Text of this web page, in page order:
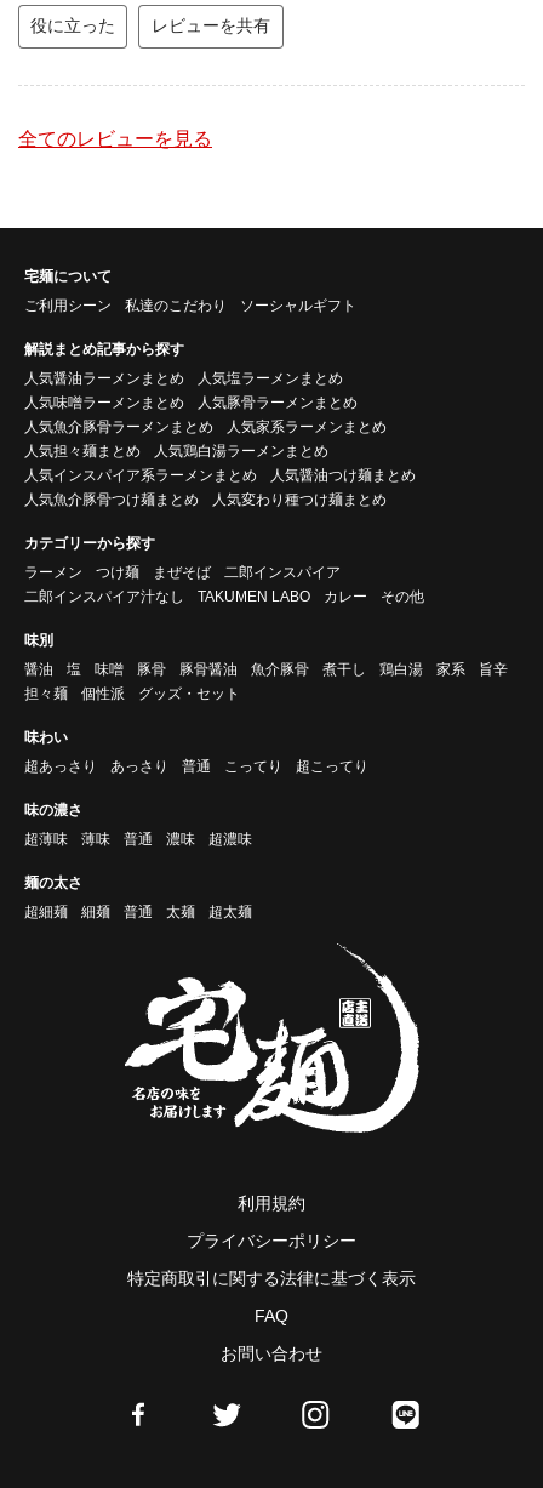
役に立った レビューを共有
全てのレビューを見る
宅麺について
ご利用シーン
私達のこだわり ソーシャルギフト
解説まとめ記事から探す
人気醤油ラーメンまとめ
人気塩ラーメンまとめ
人気味噌ラーメンまとめ
人気豚骨ラーメンまとめ
人気魚介豚骨ラーメンまとめ
人気家系ラーメンまとめ
人気担々麺まとめ
人気鶏白湯ラーメンまとめ
人気インスパイア系ラーメンまとめ
人気醤油つけ麺まとめ
人気魚介豚骨つけ麺まとめ
人気変わり種つけ麺まとめ
カテゴリーから探す
ラーメン
つけ麺 まぜそば
二郎インスパイア
二郎インスパイア汁なし
TAKUMEN LABO カレー その他
味別
醤油
塩 味噌 豚骨 豚骨醤油 魚介豚骨 煮干し 鶏白湯 家系
旨辛
担々麺
個性派 グッズ・セット
味わい
超あっさり
あっさり 普通 こってり 超こってり
味の濃さ
超薄味
薄味 普通 濃味 超濃味
麺の太さ
超細麺
細麺 普通 太麺 超太麺
利用規約
プライバシーポリシー
特定商取引に関する法律に基づく表示
FAQ
お問い合わせ